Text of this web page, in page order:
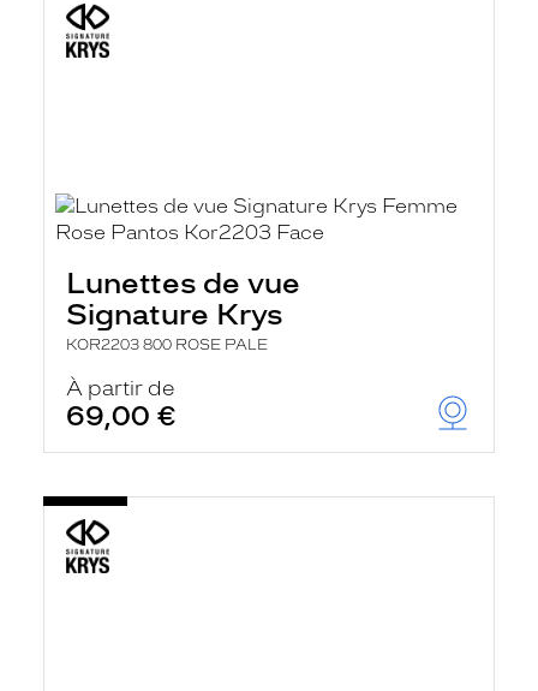
Lunettes de vue
Signature Krys
KOR2203 800 ROSE PALE
À partir de
69,00 €